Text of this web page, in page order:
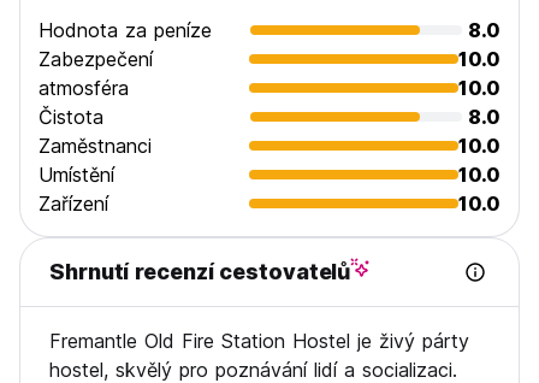
Hodnota za peníze
8.0
Zabezpečení
10.0
atmosféra
10.0
Čistota
8.0
Zaměstnanci
10.0
Umístění
10.0
Zařízení
10.0
Shrnutí recenzí cestovatelů
Fremantle Old Fire Station Hostel je živý párty
hostel, skvělý pro poznávání lidí a socializaci.